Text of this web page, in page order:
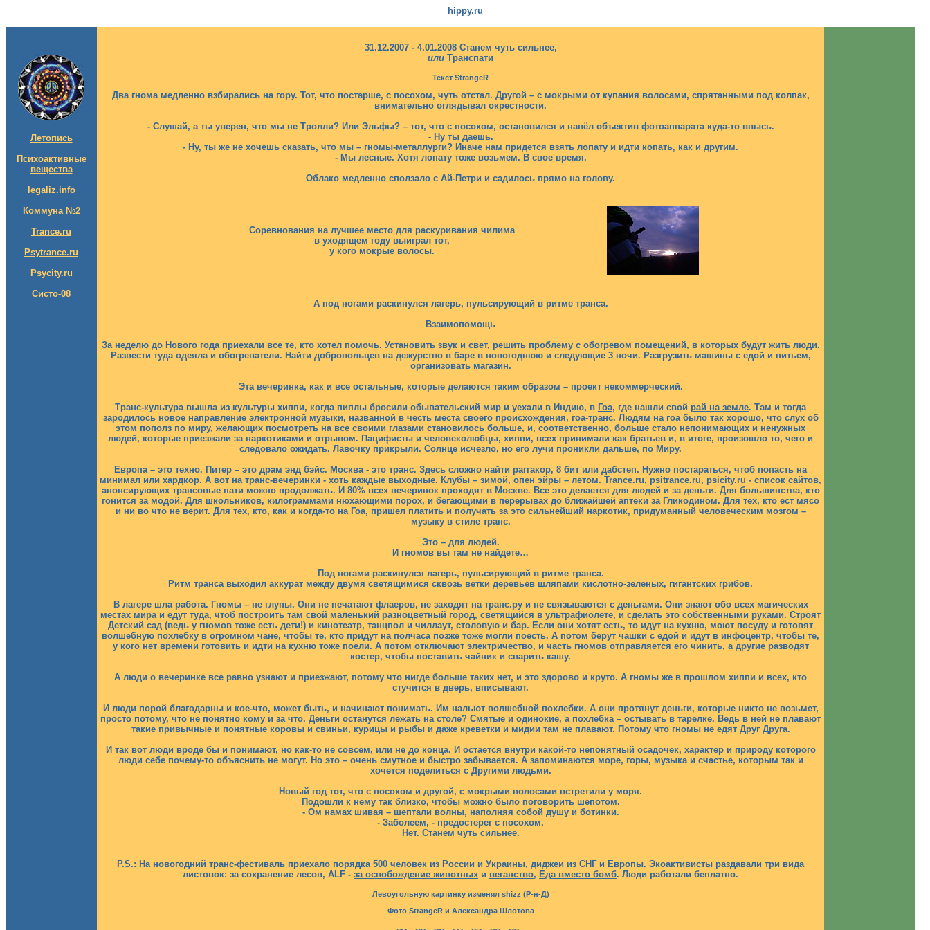
hippy.ru
Летопись
Психоактивные
вещества
legaliz.info
Коммуна №2
Trance.ru
Psytrance.ru
Psycity.ru
Систо-08
31.12.2007 - 4.01.2008 Станем чуть сильнее,
или Транспати
Текст StrangeR
Два гнома медленно взбирались на гору. Тот, что постарше, с посохом, чуть отстал. Другой – с мокрыми от купания волосами, спрятанными под колпак,
внимательно оглядывал окрестности.
- Cлушай, а ты уверен, что мы не Тролли? Или Эльфы? – тот, что с посохом, остановился и навёл объектив фотоаппарата куда-то ввысь.
- Ну ты даешь.
- Ну, ты же не хочешь сказать, что мы – гномы-металлурги? Иначе нам придется взять лопату и идти копать, как и другим.
- Мы лесные. Хотя лопату тоже возьмем. В свое время.
Облако медленно сползало с Ай-Петри и садилось прямо на голову.
Соревнования на лучшее место для раскуривания чилима
в уходящем году выиграл тот,
у кого мокрые волосы.
А под ногами раскинулся лагерь, пульсирующий в ритме транса.
Взаимопомощь
За неделю до Нового года приехали все те, кто хотел помочь. Установить звук и свет, решить проблему с обогревом помещений, в которых будут жить люди.
Развести туда одеяла и обогреватели. Найти добровольцев на дежурство в баре в новогоднюю и следующие 3 ночи. Разгрузить машины с едой и питьем,
организовать магазин.
Эта вечеринка, как и все остальные, которые делаются таким образом – проект некоммерческий.
Транс-культура вышла из культуры хиппи, когда пиплы бросили обывательский мир и уехали в Индию, в Гоа, где нашли свой рай на земле. Там и тогда
зародилось новое направление электронной музыки, названной в честь места своего происхождения, гоа-транс. Людям на гоа было так хорошо, что слух об
этом пополз по миру, желающих посмотреть на все своими глазами становилось больше, и, соответственно, больше стало непонимающих и ненужных
людей, которые приезжали за наркотиками и отрывом. Пацифисты и человеколюбцы, хиппи, всех принимали как братьев и, в итоге, произошло то, чего и
следовало ожидать. Лавочку прикрыли. Солнце исчезло, но его лучи проникли дальше, по Миру.
Европа – это техно. Питер – это драм энд бэйс. Москва - это транс. Здесь сложно найти раггакор, 8 бит или дабстеп. Нужно постараться, чтоб попасть на
минимал или хардкор. А вот на транс-вечеринки - хоть каждые выходные. Клубы – зимой, опен эйры – летом. Trance.ru, psitrance.ru, psicity.ru - список сайтов,
анонсирующих трансовые пати можно продолжать. И 80% всех вечеринок проходят в Москве. Все это делается для людей и за деньги. Для большинства, кто
гонится за модой. Для школьников, килограммами нюхающими порох, и бегающими в перерывах до ближайшей аптеки за Гликодином. Для тех, кто ест мясо
и ни во что не верит. Для тех, кто, как и когда-то на Гоа, пришел платить и получать за это сильнейший наркотик, придуманный человеческим мозгом –
музыку в стиле транс.
Это – для людей.
И гномов вы там не найдете…
Под ногами раскинулся лагерь, пульсирующий в ритме транса.
Ритм транса выходил аккурат между двумя светящимися сквозь ветки деревьев шляпами кислотно-зеленых, гигантских грибов.
В лагере шла работа. Гномы – не глупы. Они не печатают флаеров, не заходят на транс.ру и не связываются с деньгами. Они знают обо всех магических
местах мира и едут туда, чтоб построить там свой маленький разноцветный город, светящийся в ультрафиолете, и сделать это собственными руками. Строят
Детский сад (ведь у гномов тоже есть дети!) и кинотеатр, танцпол и чиллаут, столовую и бар. Если они хотят есть, то идут на кухню, моют посуду и готовят
волшебную похлебку в огромном чане, чтобы те, кто придут на полчаса позже тоже могли поесть. А потом берут чашки с едой и идут в инфоцентр, чтобы те,
у кого нет времени готовить и идти на кухню тоже поели. А потом отключают электричество, и часть гномов отправляется его чинить, а другие разводят
костер, чтобы поставить чайник и сварить кашу.
А люди о вечеринке все равно узнают и приезжают, потому что нигде больше таких нет, и это здорово и круто. А гномы же в прошлом хиппи и всех, кто
стучится в дверь, вписывают.
И люди порой благодарны и кое-что, может быть, и начинают понимать. Им нальют волшебной похлебки. А они протянут деньги, которые никто не возьмет,
просто потому, что не понятно кому и за что. Деньги останутся лежать на столе? Смятые и одинокие, а похлебка – остывать в тарелке. Ведь в ней не плавают
такие привычные и понятные коровы и свиньи, курицы и рыбы и даже креветки и мидии там не плавают. Потому что гномы не едят Друг Друга.
И так вот люди вроде бы и понимают, но как-то не совсем, или не до конца. И остается внутри какой-то непонятный осадочек, характер и природу которого
люди себе почему-то объяснить не могут. Но это – очень смутное и быстро забывается. А запоминаются море, горы, музыка и счастье, которым так и
хочется поделиться с Другими людьми.
Новый год тот, что с посохом и другой, с мокрыми волосами встретили у моря.
Подошли к нему так близко, чтобы можно было поговорить шепотом.
- Ом намах шивая – шептали волны, наполняя собой душу и ботинки.
- Заболеем, - предостерег с посохом.
Нет. Станем чуть сильнее.
P.S.: На новогодний транс-фестиваль приехало порядка 500 человек из России и Украины, диджеи из СНГ и Европы. Экоактивисты раздавали три вида
листовок: за сохранение лесов, ALF - за освобождение животных и веганство, Еда вместо бомб. Люди работали беплатно.
Левоугольную картинку изменял shizz (Р-н-Д)
Фото StrangeR и Александра Шлотова